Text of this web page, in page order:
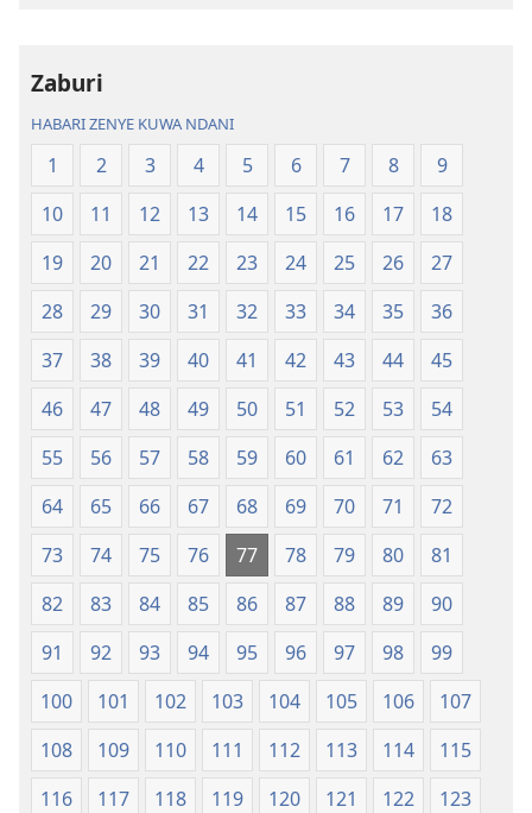
(Yenye
Ilirekebishwa
ya
2018)
(Yenye
Ilirekebishwa
ya
2018)
Zaburi
HABARI ZENYE KUWA NDANI
1 2 3 4 5 6 7 8
9
10
11 12 13 14 15 16 17
18
19
20 21 22 23 24 25 26
27
28
29 30 31 32 33 34 35
36
37
38 39 40 41 42 43 44
45
46
47 48 49 50 51 52 53
54
55
56 57 58 59 60 61 62
63
64
65 66 67 68 69 70 71
72
73
74 75 76 77 78 79 80
81
82
83 84 85 86 87 88 89
90
91
92 93 94 95 96 97 98
99
100
101 102 103 104 105 106
107
108
109 110 111 112 113 114
115
116
117 118 119 120 121 122
123